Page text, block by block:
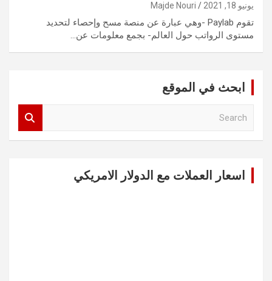
يونيو 18, 2021 Majde Nouri
تقوم Paylab -وهي عبارة عن منصة مسح وإحصاء لتحديد
مستوى الرواتب حول العالم- بجمع معلومات عن…
ابحث في الموقع
اسعار العملات مع الدولار الامريكي